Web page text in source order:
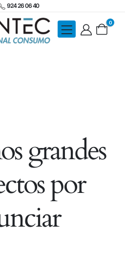
924 26 06 40
0
grandes
por